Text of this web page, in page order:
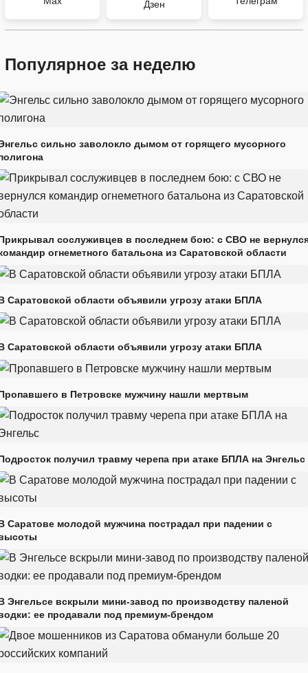
Дзен
Популярное за неделю
сильно заволокло дымом от горящего мусорного
сослуживцев в последнем бою: с СВО не
огнеметного батальона из Саратовской области
Саратовской области объявили угрозу атаки БПЛА
Саратовской области объявили угрозу атаки БПЛА
в Петровске мужчину нашли мертвым
получил травму черепа при атаке БПЛА на Энгельс
Саратове молодой мужчина пострадал при падении с
Энгельсе вскрыли мини-завод по производству паленой
ее продавали под премиум-брендом